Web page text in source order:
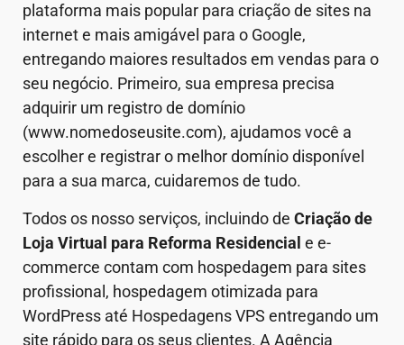
plataforma mais popular para criação de sites na
internet e mais amigável para o Google,
entregando maiores resultados em vendas para o
seu negócio. Primeiro, sua empresa precisa
adquirir um registro de domínio
(www.nomedoseusite.com), ajudamos você a
escolher e registrar o melhor domínio disponível
para a sua marca, cuidaremos de tudo.
Todos os nosso serviços, incluindo de Criação de
Loja Virtual para Reforma Residencial e e-
commerce contam com hospedagem para sites
profissional, hospedagem otimizada para
WordPress até Hospedagens VPS entregando um
site rápido para os seus clientes. A Agência